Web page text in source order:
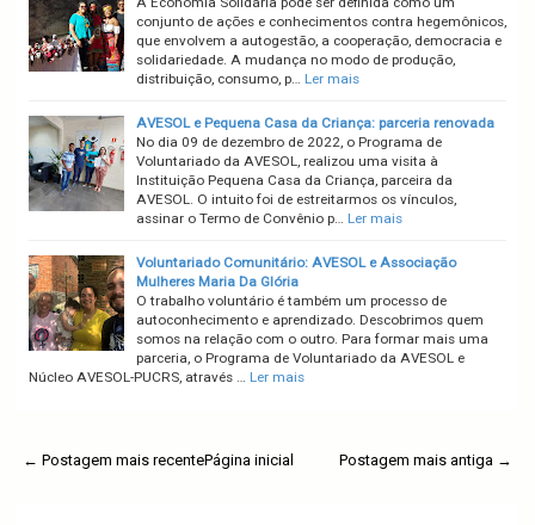
conjunto de ações e conhecimentos contra hegemônicos,
que envolvem a autogestão, a cooperação, democracia e
solidariedade. A mudança no modo de produção,
distribuição, consumo, p… Ler mais
AVESOL e Pequena Casa da Criança: parceria renovada
No dia 09 de dezembro de 2022, o Programa de
Voluntariado da AVESOL, realizou uma visita à
Instituição Pequena Casa da Criança, parceira da
AVESOL. O intuito foi de estreitarmos os vínculos,
assinar o Termo de Convênio p… Ler mais
Voluntariado Comunitário: AVESOL e Associação
Mulheres Maria Da Glória
O trabalho voluntário é também um processo de
autoconhecimento e aprendizado. Descobrimos quem
somos na relação com o outro. Para formar mais uma
parceria, o Programa de Voluntariado da AVESOL e
Núcleo AVESOL-PUCRS, através … Ler mais
← Postagem mais recente Postagem mais antiga →
Página inicial